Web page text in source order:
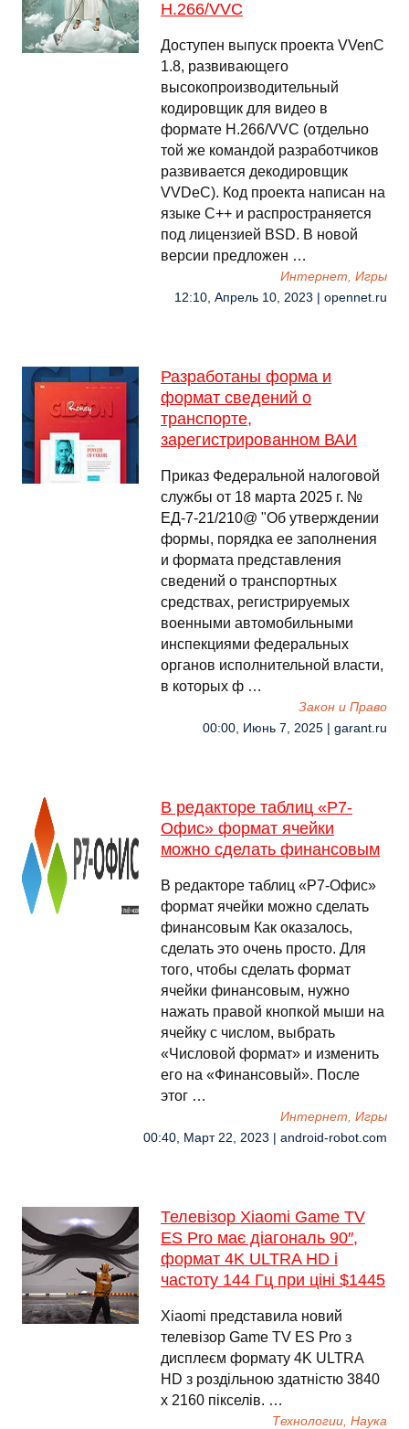
H.266/VVC
Доступен выпуск проекта VVenC
1.8, развивающего
высокопроизводительный
кодировщик для видео в
формате H.266/VVC (отдельно
той же командой разработчиков
развивается декодировщик
VVDeC). Код проекта написан на
языке С++ и распространяется
под лицензией BSD. В новой
версии предложен …
Интернет, Игры
12:10, Апрель 10, 2023 | opennet.ru
Разработаны форма и
формат сведений о
транспорте,
зарегистрированном ВАИ
Приказ Федеральной налоговой
службы от 18 марта 2025 г. №
ЕД-7-21/210@ "Об утверждении
формы, порядка ее заполнения
и формата представления
сведений о транспортных
средствах, регистрируемых
военными автомобильными
инспекциями федеральных
органов исполнительной власти,
в которых ф …
Закон и Право
00:00, Июнь 7, 2025 | garant.ru
В редакторе таблиц «Р7-
Офис» формат ячейки
можно сделать финансовым
В редакторе таблиц «Р7-Офис»
формат ячейки можно сделать
финансовым Как оказалось,
сделать это очень просто. Для
того, чтобы сделать формат
ячейки финансовым, нужно
нажать правой кнопкой мыши на
ячейку с числом, выбрать
«Числовой формат» и изменить
его на «Финансовый». После
этог …
Интернет, Игры
00:40, Март 22, 2023 | android-robot.com
Телевізор Xiaomi Game TV
ES Pro має діагональ 90″,
формат 4K ULTRA HD і
частоту 144 Гц при ціні $1445
Xiaomi представила новий
телевізор Game TV ES Pro з
дисплеєм формату 4K ULTRA
HD з роздільною здатністю 3840
x 2160 пікселів. …
Технологии, Наука